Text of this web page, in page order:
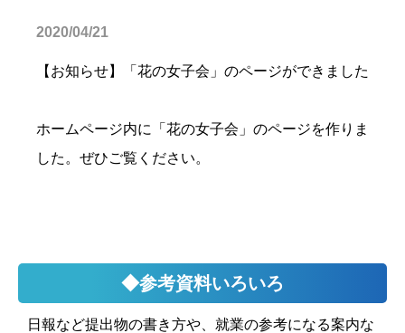
2020/04/21
【お知らせ】「花の女子会」のページができました
ホームページ内に「花の女子会」のページを作りま
した。ぜひご覧ください。
◆参考資料いろいろ
日報など提出物の書き方や、就業の参考になる案内な